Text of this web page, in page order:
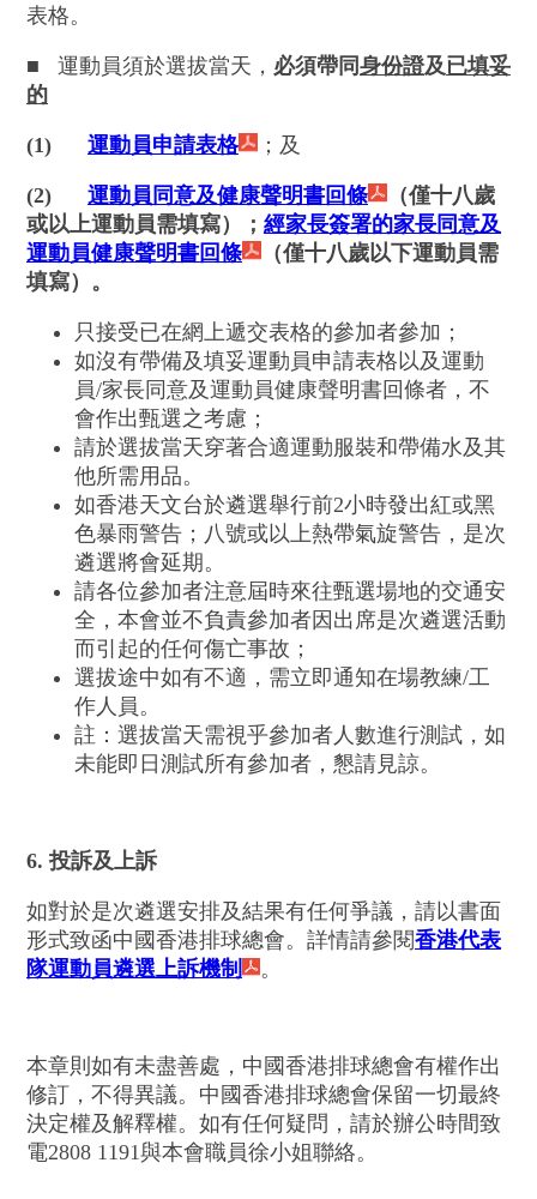
表格。
■ 運動員須於選拔當天， 必須帶同身份證及已填妥
的
(1) 運動員申請表格 ；及
(2) 運動員同意及健康聲明書回條
（僅十八歲
或以上運動員需填寫）； 經家長簽署的家長同意及
運動員健康聲明書回條
（僅十八歲以下運動員需
填寫）。
只接受已在網上遞交表格的參加者參加；
如沒有帶備及填妥運動員申請表格以及運動
員/家長同意及運動員健康聲明書回條者，不
會作出甄選之考慮；
請於選拔當天穿著合適運動服裝和帶備水及其
他所需用品。
如香港天文台於遴選舉行前2小時發出紅或黑
色暴雨警告；八號或以上熱帶氣旋警告，是次
遴選將會延期。
請各位參加者注意屆時來往甄選場地的交通安
全，本會並不負責參加者因出席是次遴選活動
而引起的任何傷亡事故；
選拔途中如有不適，需立即通知在場教練/工
作人員。
註：選拔當天需視乎參加者人數進行測試，如
未能即日測試所有參加者，懇請見諒。
6. 投訴及上訴
如對於是次遴選安排及結果有任何爭議，請以書面
形式致函中國香港排球總會。詳情請參閱香港代表
隊運動員遴選上訴機制
。
本章則如有未盡善處，中國香港排球總會有權作出
修訂，不得異議。中國香港排球總會保留一切最終
決定權及解釋權。如有任何疑問，請於辦公時間致
電2808 1191與本會職員徐小姐聯絡。